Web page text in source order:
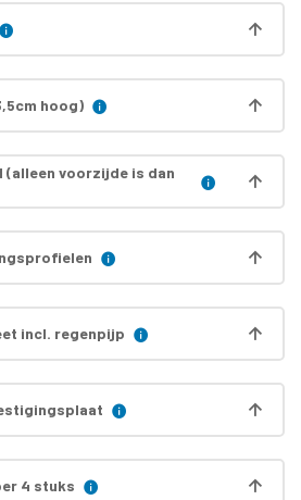
hoog)
voorzijde is dan
incl. regenpijp
4 stuks